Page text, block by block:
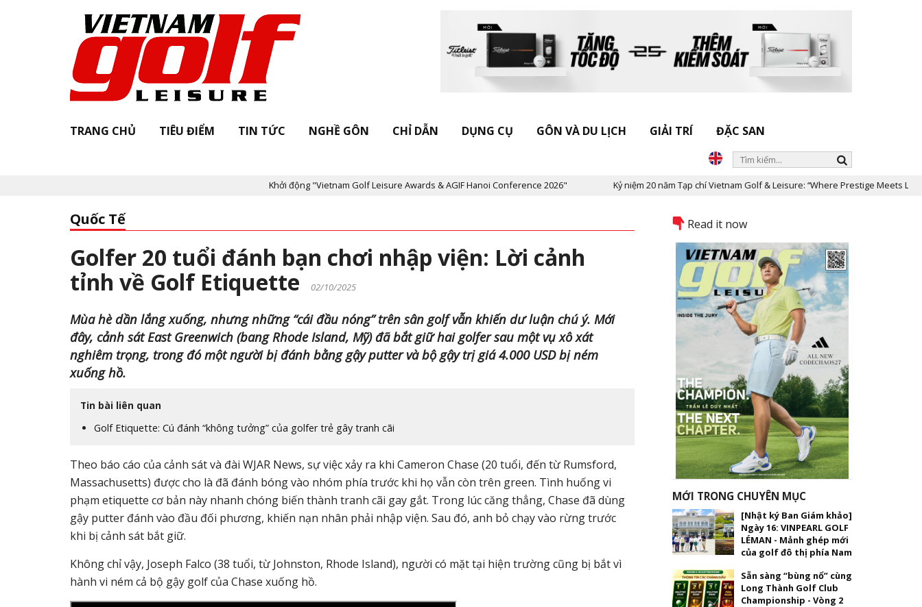
TRANG CHỦ TIÊU ĐIỂM TIN TỨC NGHỀ GÔN CHỈ DẪN DỤNG CỤ GÔN VÀ DU LỊCH GIẢI TRÍ ĐẶC SAN
Khởi động "Vietnam Golf Leisure Awards & AGIF Hanoi Conference 2026" Kỷ niệm 20 năm Tạp chí Vietnam Golf & Leisure: “Where Prestige Meets Legacy”
Quốc Tế
Golfer 20 tuổi đánh bạn chơi nhập viện: Lời cảnh
tỉnh về Golf Etiquette
02/10/2025
Mùa hè dần lắng xuống, nhưng những “cái đầu nóng” trên sân golf vẫn khiến dư luận chú ý. Mới
đây, cảnh sát East Greenwich (bang Rhode Island, Mỹ) đã bắt giữ hai golfer sau một vụ xô xát
nghiêm trọng, trong đó một người bị đánh bằng gậy putter và bộ gậy trị giá 4.000 USD bị ném
xuống hồ.
Tin bài liên quan
Golf Etiquette: Cú đánh “không tưởng” của golfer trẻ gây tranh cãi
Theo báo cáo của cảnh sát và đài WJAR News, sự việc xảy ra khi Cameron Chase (20 tuổi, đến từ Rumsford,
Massachusetts) được cho là đã đánh bóng vào nhóm phía trước khi họ vẫn còn trên green. Tình huống vi
phạm etiquette cơ bản này nhanh chóng biến thành tranh cãi gay gắt. Trong lúc căng thẳng, Chase đã dùng
gậy putter đánh vào đầu đối phương, khiến nạn nhân phải nhập viện. Sau đó, anh bỏ chạy vào rừng trước
khi bị cảnh sát bắt giữ.
Không chỉ vậy, Joseph Falco (38 tuổi, từ Johnston, Rhode Island), người có mặt tại hiện trường cũng bị bắt vì
hành vi ném cả bộ gậy golf của Chase xuống hồ.
Read it now
MỚI TRONG CHUYÊN MỤC
[Nhật ký Ban Giám khảo]
Ngày 16: VINPEARL GOLF
LÉMAN - Mảnh ghép mới
của golf đô thị phía Nam
Sẵn sàng “bùng nổ” cùng
Long Thành Golf Club
Championship - Vòng 2